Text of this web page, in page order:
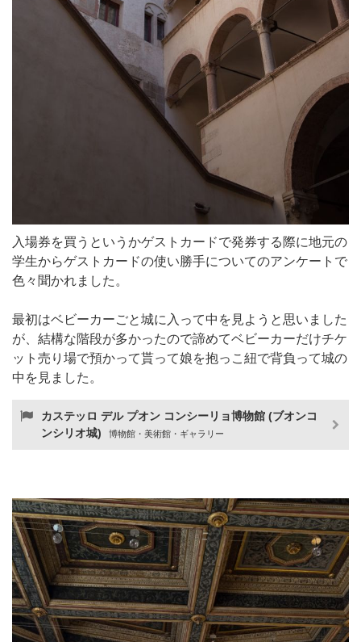
入場券を買うというかゲストカードで発券する際に地元の
学生からゲストカードの使い勝手についてのアンケートで
色々聞かれました。
最初はベビーカーごと城に入って中を見ようと思いました
が、結構な階段が多かったので諦めてベビーカーだけチケ
ット売り場で預かって貰って娘を抱っこ紐で背負って城の
中を見ました。
カステッロ デル プオン コンシーリョ博物館 (ブオンコ
ンシリオ城)
博物館・美術館・ギャラリー